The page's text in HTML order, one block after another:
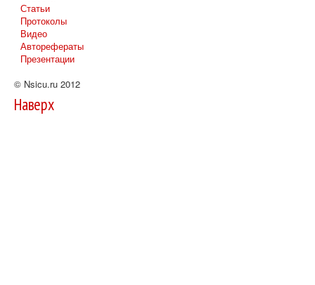
Статьи
Протоколы
Видео
Авторефераты
Презентации
© Nsicu.ru 2012
Наверх